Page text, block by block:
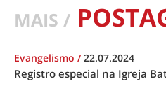
MAIS /
Evangelismo /22.07.2024
Registro especial na Igreja